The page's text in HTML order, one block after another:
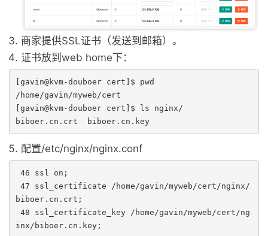
商家提供SSL证书（发送到邮箱）。
证书放到web home下：
[gavin@kvm-douboer cert]$ pwd
/home/gavin/myweb/cert
[gavin@kvm-douboer cert]$ ls nginx/
biboer.cn.crt  biboer.cn.key
配置/etc/nginx/nginx.conf
46 ssl on;
47 ssl_certificate /home/gavin/myweb/cert/nginx/
biboer.cn.crt;
48 ssl_certificate_key /home/gavin/myweb/cert/ng
inx/biboer.cn.key;